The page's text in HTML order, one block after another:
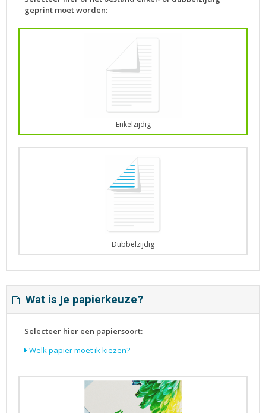
geprint moet worden:
Enkelzijdig
Dubbelzijdig
Wat is je papierkeuze?
Selecteer hier een papiersoort:
Welk papier moet ik kiezen?